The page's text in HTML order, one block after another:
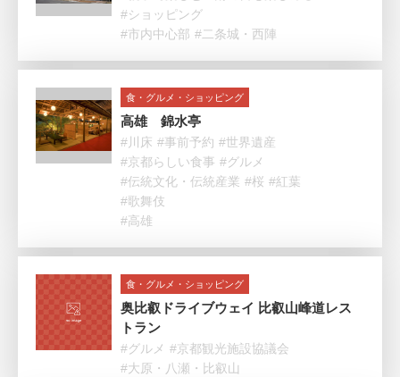
#ショッピング
#市内中心部 #二条城・西陣
食・グルメ・ショッピング
高雄 錦水亭
#川床 #事前予約 #世界遺産
#京都らしい食事 #グルメ
#伝統文化・伝統産業 #桜 #紅葉
#歌舞伎
#高雄
食・グルメ・ショッピング
奥比叡ドライブウェイ 比叡山峰道レス
トラン
#グルメ #京都観光施設協議会
#大原・八瀬・比叡山